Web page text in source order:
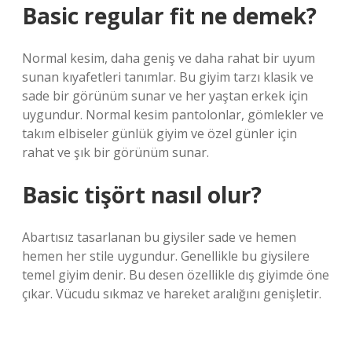
Basic regular fit ne demek?
Normal kesim, daha geniş ve daha rahat bir uyum
sunan kıyafetleri tanımlar. Bu giyim tarzı klasik ve
sade bir görünüm sunar ve her yaştan erkek için
uygundur. Normal kesim pantolonlar, gömlekler ve
takım elbiseler günlük giyim ve özel günler için
rahat ve şık bir görünüm sunar.
Basic tişört nasıl olur?
Abartısız tasarlanan bu giysiler sade ve hemen
hemen her stile uygundur. Genellikle bu giysilere
temel giyim denir. Bu desen özellikle dış giyimde öne
çıkar. Vücudu sıkmaz ve hareket aralığını genişletir.